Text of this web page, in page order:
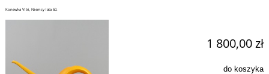
Konewka Vitri, Niemcy lata 60.
1 800,00 zł
do koszyka